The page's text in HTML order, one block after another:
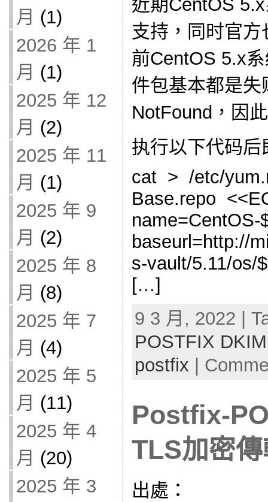
月 (1)
2026 年 1
月 (1)
2025 年 12
月 (2)
2025 年 11
月 (1)
2025 年 9
月 (2)
2025 年 8
月 (8)
2025 年 7
月 (4)
2025 年 5
月 (11)
2025 年 4
月 (20)
2025 年 3
近期CentOS
支持，同时官
前CentOS 5.x
件包基本都是失
NotFound，因
执行以下代码
cat > /etc/
Base.repo
baseurl=http://
s-vault/5.11/os/
[…]
9 3 月, 2022 |
POSTFIX
postfix
Postfix-
TLS加密
出處：